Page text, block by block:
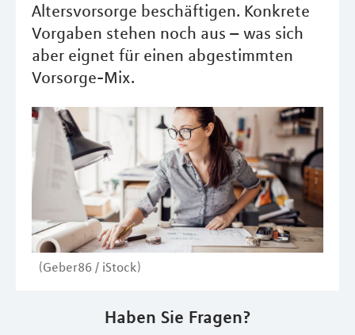
Altersvorsorge beschäftigen. Konkrete
Vorgaben stehen noch aus – was sich
aber eignet für einen abgestimmten
Vorsorge-Mix.
(Geber86 / iStock)
Haben Sie Fragen?